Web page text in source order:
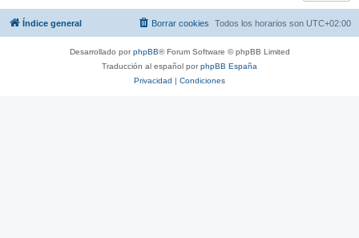
Índice general Todos los horarios son UTC+02:00
Borrar cookies
Desarrollado porphpBB® Forum Software © phpBB Limited
Traducción al español porphpBB España
Privacidad | Condiciones